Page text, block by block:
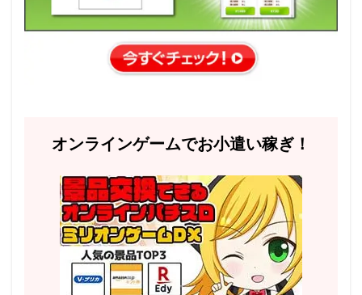
オンラインゲームでお小遣い稼ぎ！